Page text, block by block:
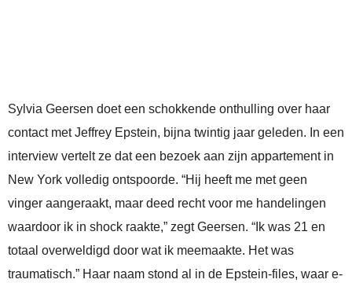
Sylvia Geersen doet een schokkende onthulling over haar
contact met Jeffrey Epstein, bijna twintig jaar geleden. In een
interview vertelt ze dat een bezoek aan zijn appartement in
New York volledig ontspoorde. “Hij heeft me met geen
vinger aangeraakt, maar deed recht voor me handelingen
waardoor ik in shock raakte,” zegt Geersen. “Ik was 21 en
totaal overweldigd door wat ik meemaakte. Het was
traumatisch.” Haar naam stond al in de Epstein-files, waar e-